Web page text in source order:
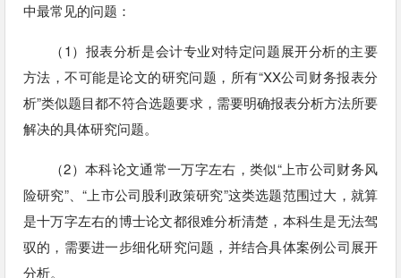
中最常见的问题：
（1）报表分析是会计专业对特定问题展开分析的主要
方法，不可能是论文的研究问题，所有“XX公司财务报表分
析”类似题目都不符合选题要求，需要明确报表分析方法所要
解决的具体研究问题。
（2）本科论文通常一万字左右，类似“上市公司财务风
险研究”、“上市公司股利政策研究”这类选题范围过大，就算
是十万字左右的博士论文都很难分析清楚，本科生是无法驾
驭的，需要进一步细化研究问题，并结合具体案例公司展开
分析。